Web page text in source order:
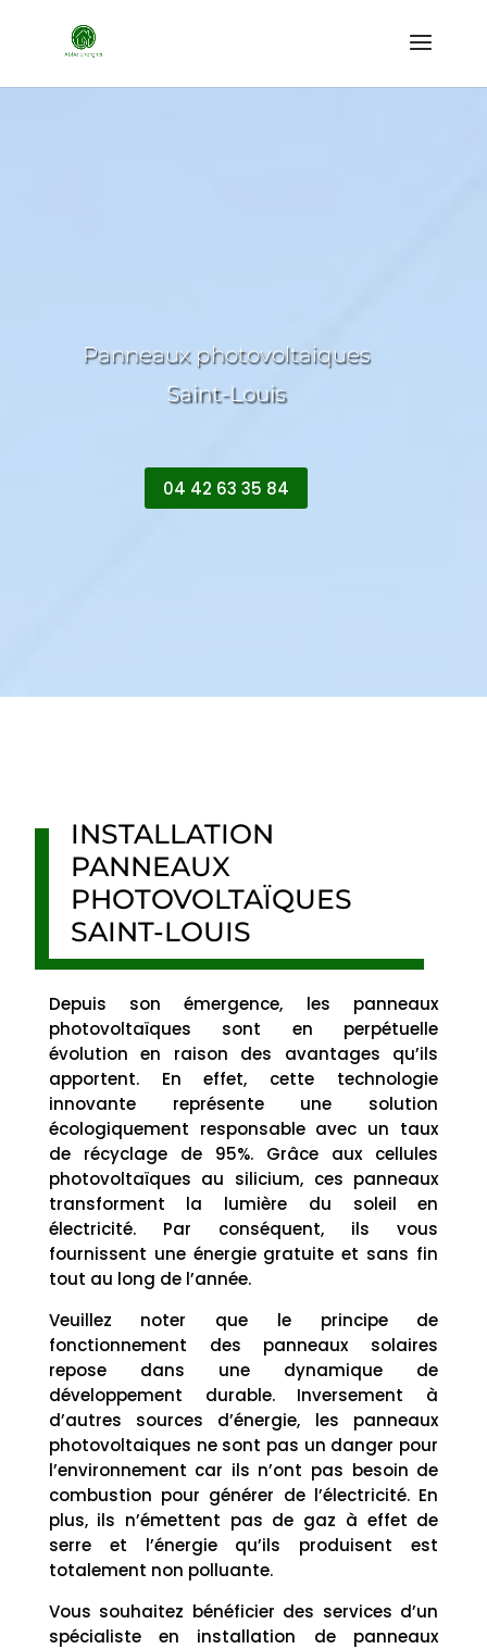
Panneaux photovoltaiques
Saint-Louis
04 42 63 35 84
INSTALLATION
PANNEAUX
PHOTOVOLTAÏQUES
SAINT-LOUIS
Depuis son émergence, les panneaux
photovoltaïques sont en perpétuelle
évolution en raison des avantages qu’ils
apportent. En effet, cette technologie
innovante représente une solution
écologiquement responsable avec un taux
de récyclage de 95%. Grâce aux cellules
photovoltaïques au silicium, ces panneaux
transforment la lumière du soleil en
électricité. Par conséquent, ils vous
fournissent une énergie gratuite et sans fin
tout au long de l’année.
Veuillez noter que le principe de
fonctionnement des panneaux solaires
repose dans une dynamique de
développement durable. Inversement à
d’autres sources d’énergie, les panneaux
photovoltaiques ne sont pas un danger pour
l’environnement car ils n’ont pas besoin de
combustion pour générer de l’électricité. En
plus, ils n’émettent pas de gaz à effet de
serre et l’énergie qu’ils produisent est
totalement non polluante.
Vous souhaitez bénéficier des services d’un
spécialiste en installation de panneaux